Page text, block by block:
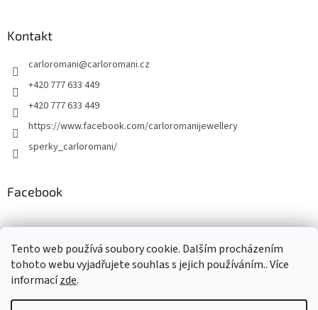
Tento web používá soubory cookie. Dalším procházením
tohoto webu vyjadřujete souhlas s jejich používáním.. Více
informacízde.
Kontakt
carloromani@carloromani.cz
+420 777 633 449
+420 777 633 449
https://www.facebook.com/carloromanijewellery
sperky_carloromani/
Facebook
Instagram